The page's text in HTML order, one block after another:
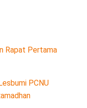
Rapat Pertama
PCNU